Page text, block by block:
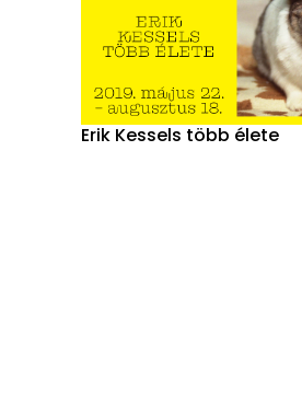
Erik Kessels több élete